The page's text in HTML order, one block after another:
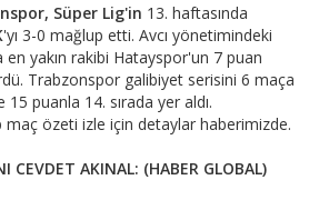
Süper Lig'in 13. haftasında
'yı 3-0 mağlup etti. Avcı yönetimindeki
yakın rakibi Hatayspor'un 7 puan
Trabzonspor galibiyet serisini 6 maça
15 puanla 14. sırada yer aldı.
özeti izle için detaylar haberimizde.
CEVDET AKINAL: (HABER GLOBAL)